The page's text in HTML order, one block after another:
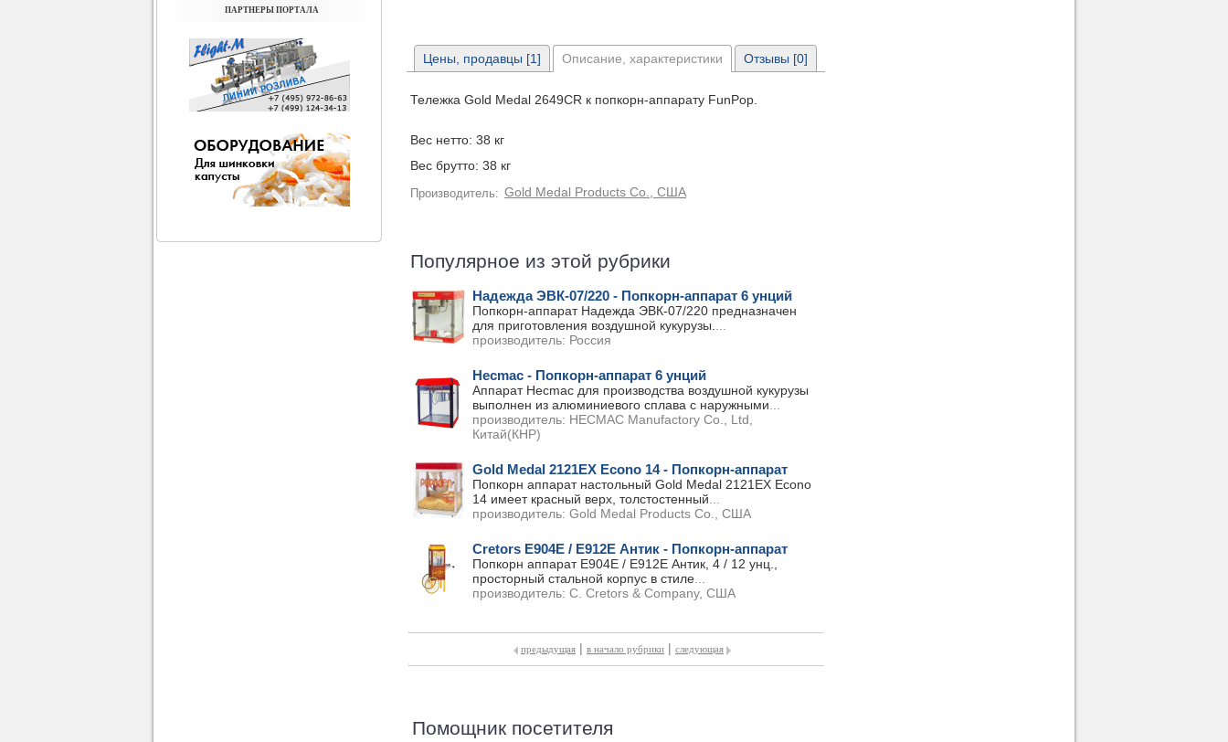
Цены, продавцы [1] Описание, характеристики
Тележка Gold Medal 2649CR к попкорн-аппарату FunPop.
Вес нетто: 38 кг
Вес брутто: 38 кг
Производитель: Gold Medal Products Co., США
Отзывы [0]
Популярное из этой рубрики
Надежда ЭВК-07/220 - Попкорн-аппарат 6 унций
Попкорн-аппарат Надежда ЭВК-07/220 предназначен
для приготовления воздушной кукурузы.
производитель: Россия
Hecmac - Попкорн-аппарат 6 унций
Аппарат Hecmac для производства воздушной кукурузы
выполнен из алюминиевого сплава с наружными
производитель: HECMAC Manufactory Co., Ltd,
Китай(КНР)
Gold Medal 2121EX Econo 14 - Попкорн-аппарат
Попкорн аппарат настольный Gold Medal 2121EX Econo
14 имеет красный верх, толстостенный
производитель: Gold Medal Products Co., США
Cretors Е904Е / Е912Е Антик - Попкорн-аппарат
Попкорн аппарат Е904Е / Е912Е Антик, 4 / 12 унц.,
просторный стальной корпус в стиле
производитель: C. Cretors & Company, США
предыдущая | в начало рубрики | следующая
Помощник посетителя
ПАРТНЕРЫ ПОРТАЛА